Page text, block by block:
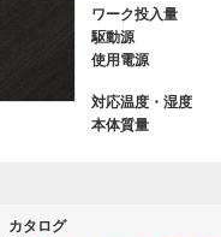
ワーク投入量
駆動源
使用電源
対応温度・湿度
本体質量
カタログ